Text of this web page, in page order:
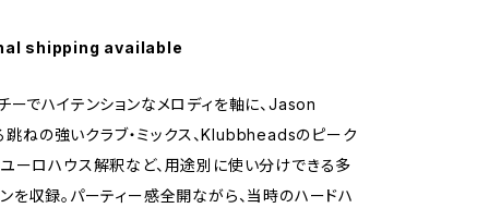
shipping available
ーでハイテンションなメロディを軸に、Jason
ねの強いクラブ・ミックス、Klubbheadsのピーク
ーロハウス解釈など、用途別に使い分けできる多
を収録。パーティー感全開ながら、当時のハードハ